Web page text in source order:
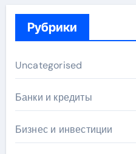
Рубрики
Uncategorised
Банки и кредиты
Бизнес и инвестиции